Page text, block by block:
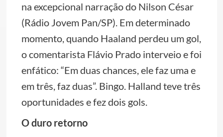
na excepcional narração do Nilson César
(Rádio Jovem Pan/SP). Em determinado
momento, quando Haaland perdeu um gol,
o comentarista Flávio Prado interveio e foi
enfático: “Em duas chances, ele faz uma e
em três, faz duas”. Bingo. Halland teve três
oportunidades e fez dois gols.
O duro retorno